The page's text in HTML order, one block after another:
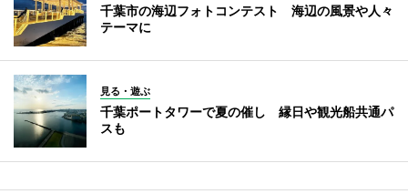
千葉市の海辺フォトコンテスト 海辺の風景や人々
テーマに
見る・遊ぶ
千葉ポートタワーで夏の催し 縁日や観光船共通パ
スも